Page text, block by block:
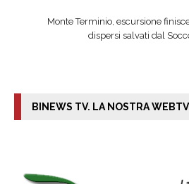
Monte Terminio, escursione
dispersi salvati dal
BINEWS TV. LA NOSTRA WEBTV